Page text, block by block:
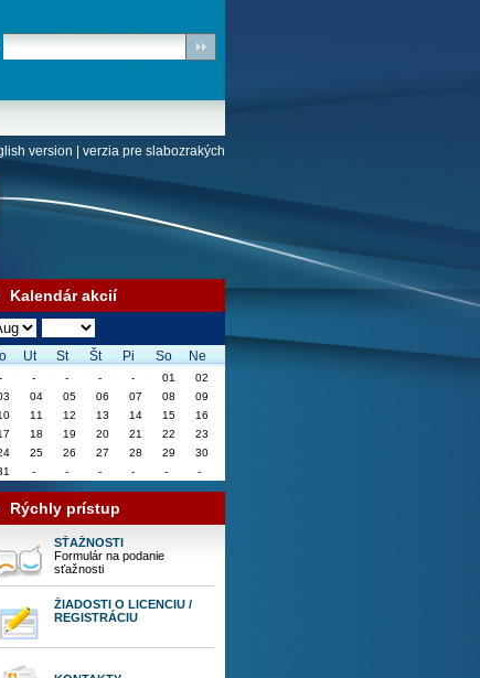
Kalendár akcií
Ut St Št Pi So Ne
Rýchly prístup
SŤAŽNOSTI
Formulár na podanie
sťažnosti
ŽIADOSTI O LICENCIU /
REGISTRÁCIU
version verzia pre slabozrakých